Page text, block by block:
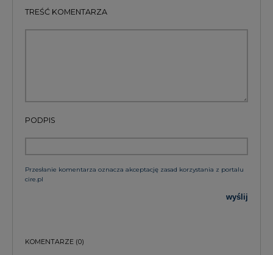
Przesłanie komentarza oznacza akceptację zasad korzystania z portalu